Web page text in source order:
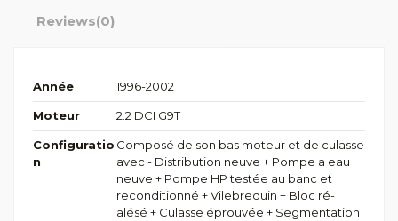
Reviews(0)
Année 1996-2002
Moteur 2.2 DCI G9T
Configuratio
n
Composé de son bas moteur et de culasse
avec - Distribution neuve + Pompe a eau
neuve + Pompe HP testée au banc et
reconditionné + Vilebrequin + Bloc ré-
alésé + Culasse éprouvée + Segmentation